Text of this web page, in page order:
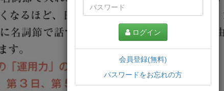
ログイン
会員登録(無料)
パスワードをお忘れの方